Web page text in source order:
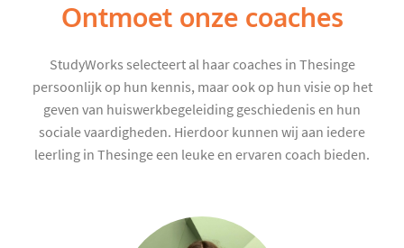
Ontmoet onze coaches
StudyWorks selecteert al haar coaches in Thesinge
persoonlijk op hun kennis, maar ook op hun visie op het
geven van huiswerkbegeleiding geschiedenis en hun
sociale vaardigheden. Hierdoor kunnen wij aan iedere
leerling in Thesinge een leuke en ervaren coach bieden.